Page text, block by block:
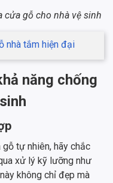
cửa gỗ cho nhà vệ sinh
nhà tắm hiện đại
năng chống
tự nhiên, hãy chắc
xử lý kỹ lưỡng như
không chỉ đẹp mà